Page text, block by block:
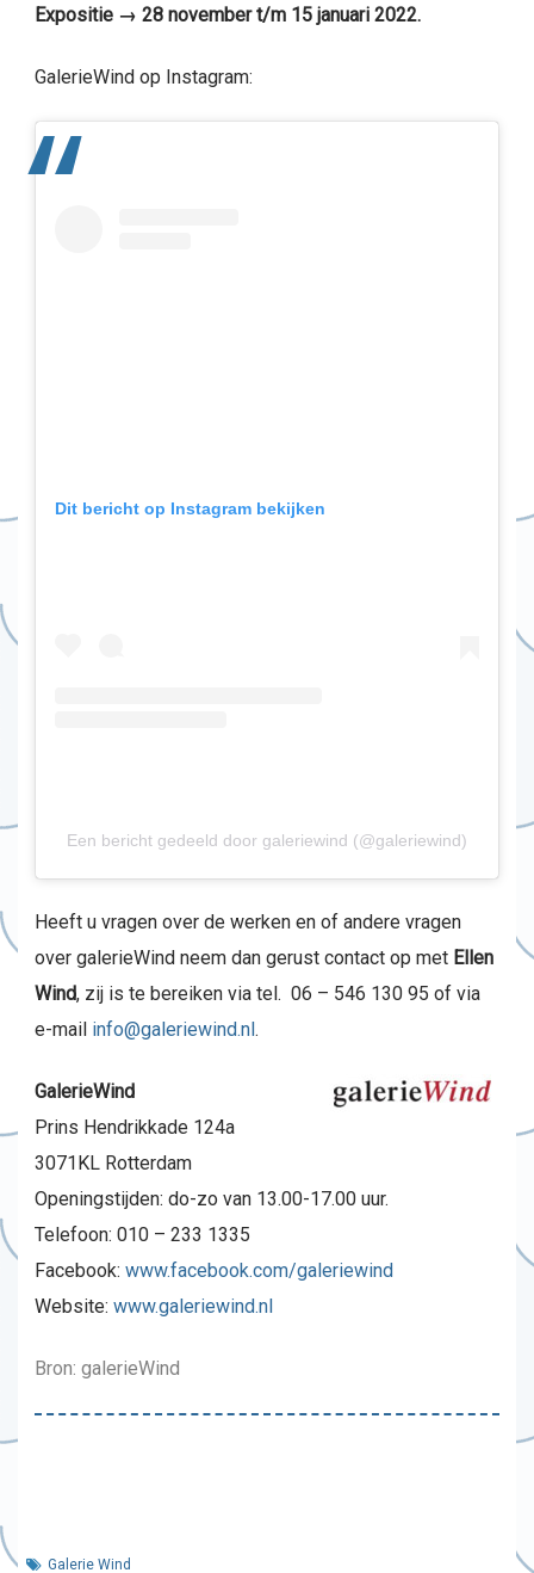
Expositie → 28 november t/m 15 januari 2022.
GalerieWind op Instagram:
Dit bericht op Instagram bekijken
Een bericht gedeeld door galeriewind (@galeriewind)
Heeft u vragen over de werken en of andere vragen
over galerieWind neem dan gerust contact op met Ellen
Wind, zij is te bereiken via tel. 06 – 546 130 95 of via
e-mail info@galeriewind.nl.
GalerieWind
Prins Hendrikkade 124a
3071KL Rotterdam
Openingstijden: do-zo van 13.00-17.00 uur.
Telefoon: 010 – 233 1335
Facebook: www.facebook.com/galeriewind
Website: www.galeriewind.nl
Bron: galerieWind
Galerie Wind